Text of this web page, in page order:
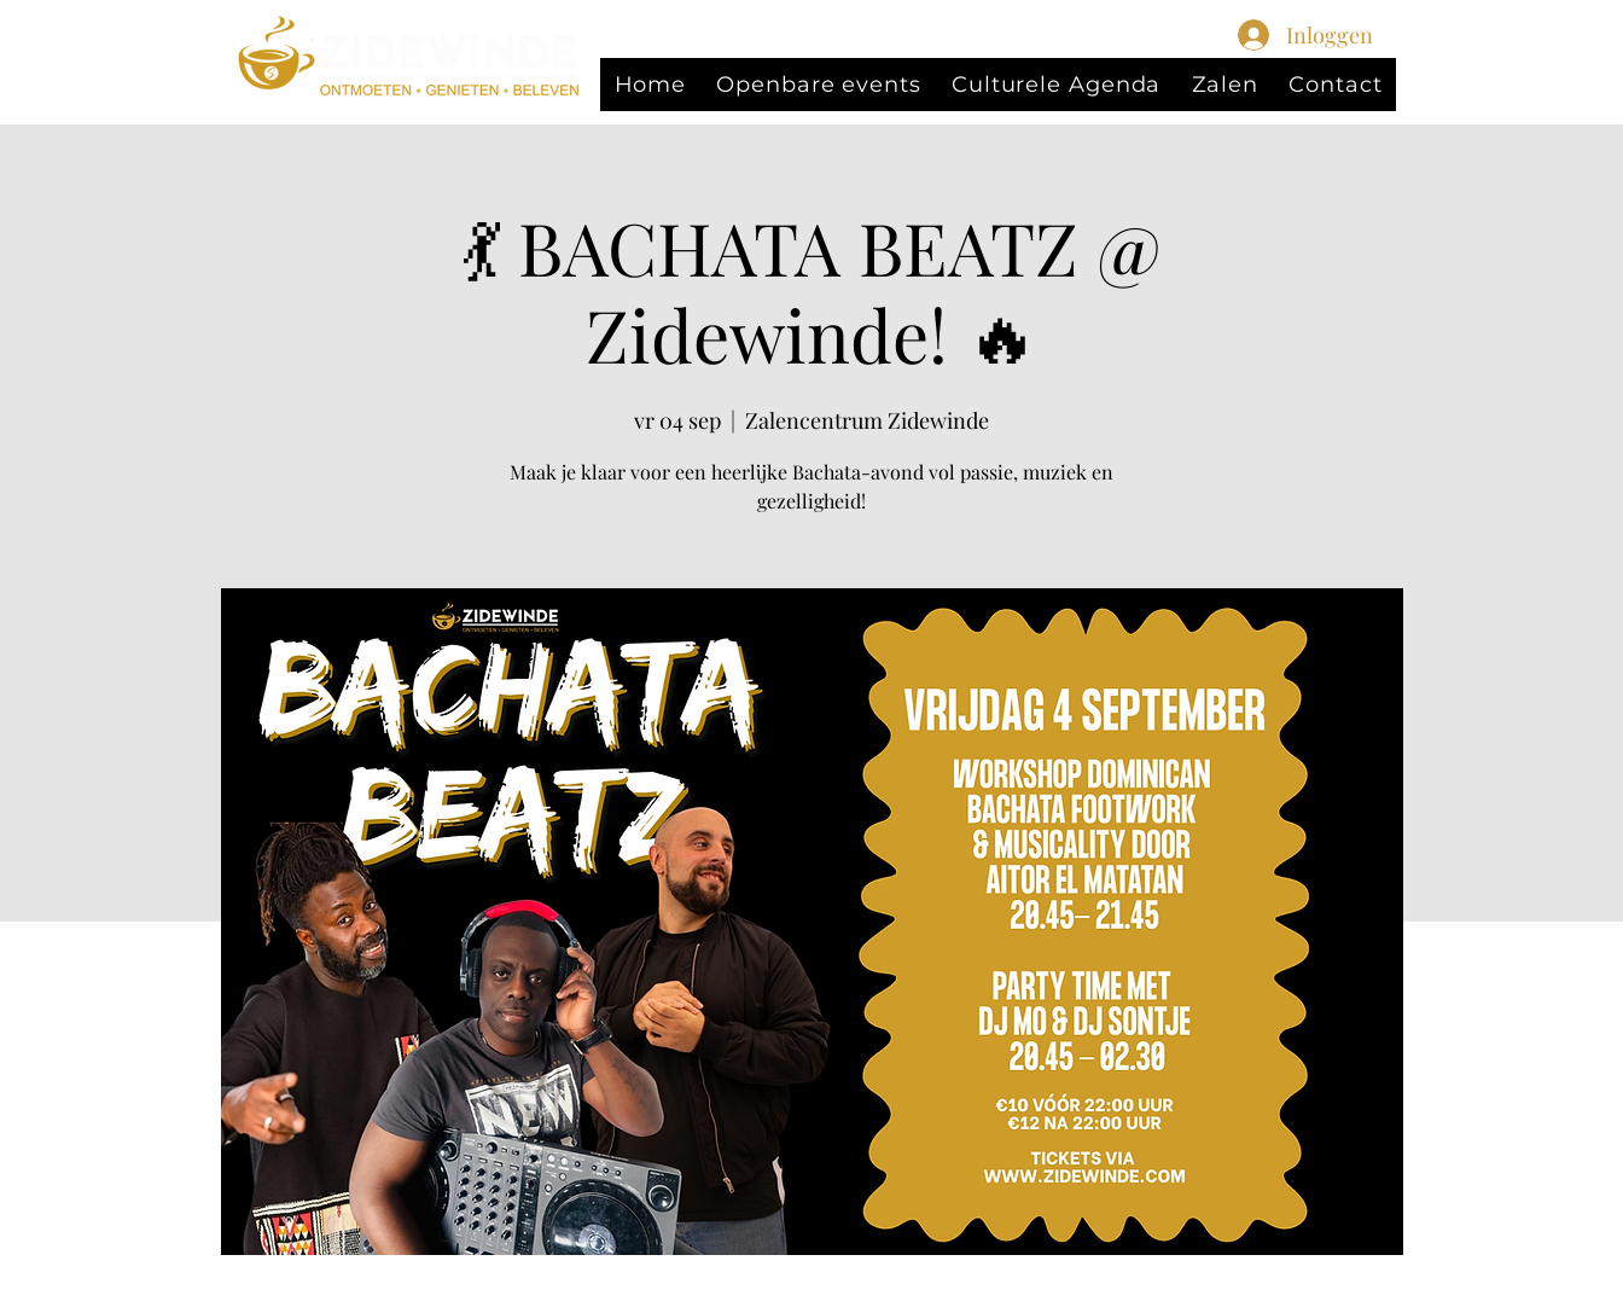
Home Openbare events Culturele Agenda Zalen Contact
Inloggen
💃 BACHATA BEATZ @
Zidewinde! 🔥
vr 04 sep
  |
Zalencentrum Zidewinde
Maak je klaar voor een heerlijke Bachata-avond vol passie, muziek en
gezelligheid!